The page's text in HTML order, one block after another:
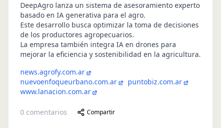
DeepAgro lanza un sistema de asesoramiento experto
basado en IA generativa para el agro.
Este desarrollo busca optimizar la toma de decisiones
de los productores agropecuarios.
La empresa también integra IA en drones para
mejorar la eficiencia y sostenibilidad en la agricultura.
news.agrofy.com.ar
nuevoenfoqueurbano.com.ar
puntobiz.com.ar
www.lanacion.com.ar
0 comentarios Compartir